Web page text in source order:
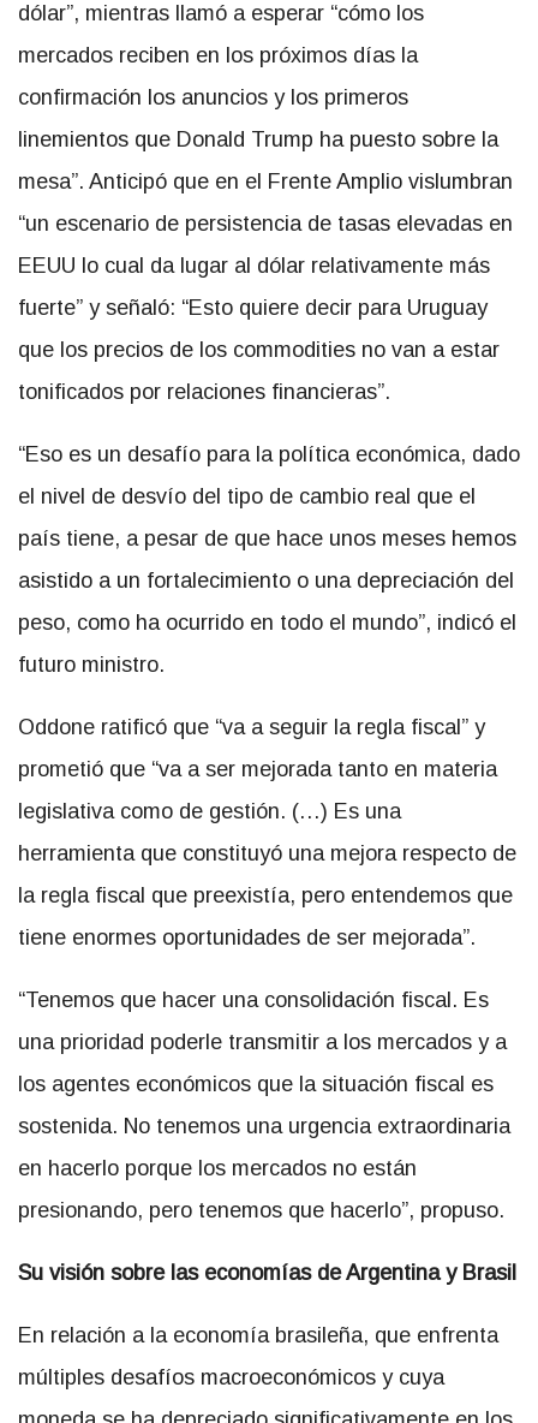
dólar”, mientras llamó a esperar “cómo los
mercados reciben en los próximos días la
confirmación los anuncios y los primeros
linemientos que Donald Trump ha puesto sobre la
mesa”. Anticipó que en el Frente Amplio vislumbran
“un escenario de persistencia de tasas elevadas en
EEUU lo cual da lugar al dólar relativamente más
fuerte” y señaló: “Esto quiere decir para Uruguay
que los precios de los commodities no van a estar
tonificados por relaciones financieras”.
“Eso es un desafío para la política económica, dado
el nivel de desvío del tipo de cambio real que el
país tiene, a pesar de que hace unos meses hemos
asistido a un fortalecimiento o una depreciación del
peso, como ha ocurrido en todo el mundo”, indicó el
futuro ministro.
Oddone ratificó que “va a seguir la regla fiscal” y
prometió que “va a ser mejorada tanto en materia
legislativa como de gestión. (…) Es una
herramienta que constituyó una mejora respecto de
la regla fiscal que preexistía, pero entendemos que
tiene enormes oportunidades de ser mejorada”.
“Tenemos que hacer una consolidación fiscal. Es
una prioridad poderle transmitir a los mercados y a
los agentes económicos que la situación fiscal es
sostenida. No tenemos una urgencia extraordinaria
en hacerlo porque los mercados no están
presionando, pero tenemos que hacerlo”, propuso.
Su visión sobre las economías de Argentina y Brasil
En relación a la economía brasileña, que enfrenta
múltiples desafíos macroeconómicos y cuya